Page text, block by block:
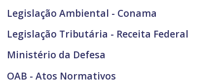
Legislação Ambiental - Conama
Legislação Tributária - Receita Federal
Ministério da Defesa
OAB - Atos Normativos